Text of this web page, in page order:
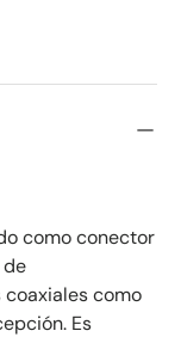
como conector
de
como
Es